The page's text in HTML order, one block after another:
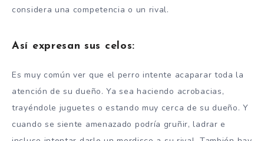
considera una competencia o un rival.
Así expresan sus celos:
Es muy común ver que el perro intente acaparar toda la
atención de su dueño. Ya sea haciendo acrobacias,
trayéndole juguetes o estando muy cerca de su dueño. Y
cuando se siente amenazado podría gruñir, ladrar e